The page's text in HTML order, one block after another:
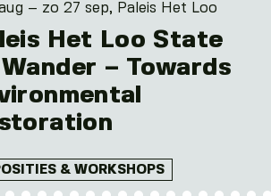
– zo 27 sep, Paleis Het Loo
Het Loo State
– Towards
& WORKSHOPS